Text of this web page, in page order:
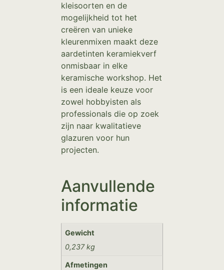
kleisoorten en de
mogelijkheid tot het
creëren van unieke
kleurenmixen maakt deze
aardetinten keramiekverf
onmisbaar in elke
keramische workshop. Het
is een ideale keuze voor
zowel hobbyisten als
professionals die op zoek
zijn naar kwalitatieve
glazuren voor hun
projecten.
Aanvullende
informatie
Gewicht
0,237 kg
Afmetingen